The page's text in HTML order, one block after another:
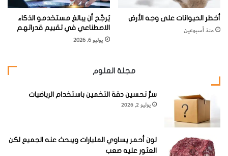
أخطر الحيوانات على وجه الأرض
منذ أسبوعين
يُرجَّح أن يبالغ مستخدمو الذكاء
الاصطناعي في تقييم قدراتهم
يوليو 6, 2026
مجلة العلوم
سرُّ تحسين دقة التخمين باستخدام الرياضيات
يوليو 2, 2026
لون أحمر يساوي المليارات ويبحث عنه الجميع لكن
العثور عليه صعب